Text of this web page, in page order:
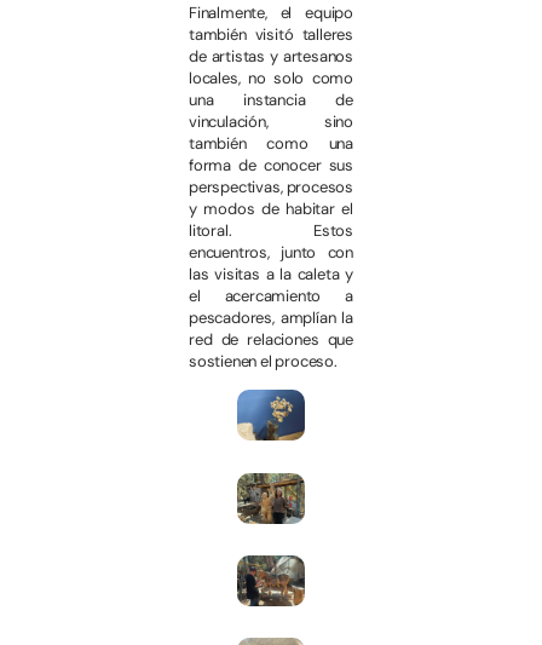
Finalmente, el equipo
también visitó talleres
de artistas y artesanos
locales, no solo como
una instancia de
vinculación, sino
también como una
forma de conocer sus
perspectivas, procesos
y modos de habitar el
litoral. Estos
encuentros, junto con
las visitas a la caleta y
el acercamiento a
pescadores, amplían la
red de relaciones que
sostienen el proceso.